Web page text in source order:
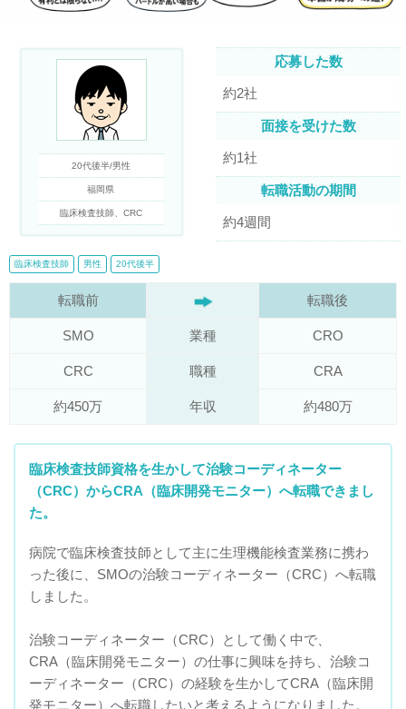
20代後半/男性
福岡県
臨床検査技師、CRC
応募した数
約2社
面接を受けた数
約1社
転職活動の期間
約4週間
臨床検査技師 男性 20代後半
転職前 転職後
SMO 業種 CRO
CRC 職種 CRA
約450万 年収 約480万
臨床検査技師資格を生かして治験コーディネーター
（CRC）からCRA（臨床開発モニター）へ転職できまし
た。
病院で臨床検査技師として主に生理機能検査業務に携わ
った後に、SMOの治験コーディネーター（CRC）へ転職
しました。
治験コーディネーター（CRC）として働く中で、
CRA（臨床開発モニター）の仕事に興味を持ち、治験コ
ーディネーター（CRC）の経験を生かしてCRA（臨床開
発モニター）へ転職したいと考えるようになりました。